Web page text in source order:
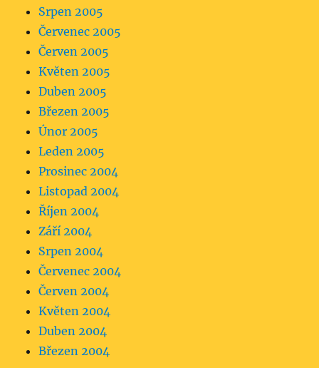
Srpen 2005
Červenec 2005
Červen 2005
Květen 2005
Duben 2005
Březen 2005
Únor 2005
Leden 2005
Prosinec 2004
Listopad 2004
Říjen 2004
Září 2004
Srpen 2004
Červenec 2004
Červen 2004
Květen 2004
Duben 2004
Březen 2004